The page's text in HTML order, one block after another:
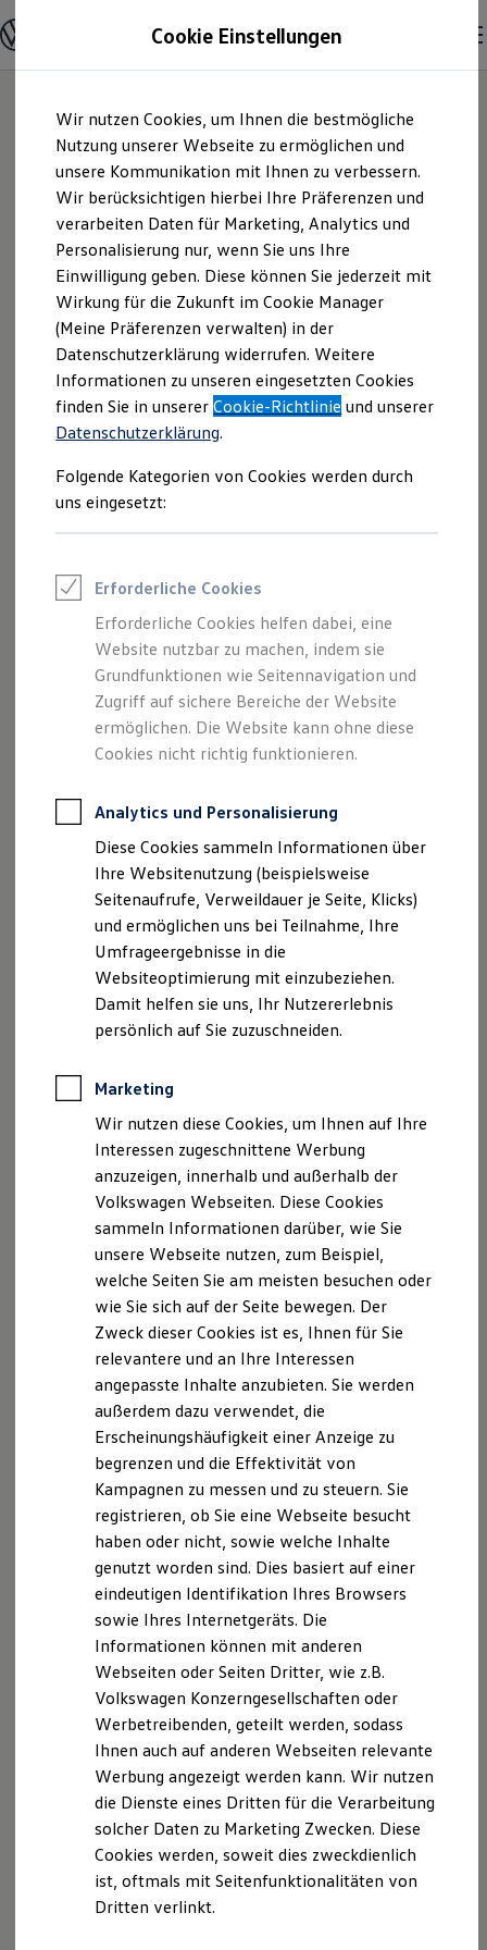
Hauptinhalt
springen
Footer
springen
Modelle und Konfigurator
Konfigurator
Modelle vergleichen
Elektroautos
ENERGY Sondermodelle
Nutzfahrzeuge
SUV und CUV
Familienautos
Kombis
Kompaktwagen
Sportwagen
Schnell verfügbare Fahrzeuge
Angebote und Produkte
Aktuelle Angebote
E-Auto-Förderung
Volkswagen Marktplatz
Die ENERGY Sondermodelle
Junge Gebrauchtwagen und Gebrauchtwagen
Volkswagen Zertifizierte Gebrauchtwagen
Elektromobilität bei Gebrauchtwagen
Saisonangebote
Reifenpakete
Leasing
Leasing-Angebote
Elektroauto Leasing
Kleinwagen-Leasing
Leasing ohne Anzahlung
Finanzierung
Autokredit mit Schlussrate
Versicherungen und Garantien
Kfz-Versicherung
Restschuldversicherungen
Garantien
Professional Class bei Volkswagen
Behörden
Direktkunden
Sonderfahrzeuge
Anpfiff zum Gewinn
Elektromobilität
Elektroautos
ID. Tutorials
Elektrofahrzeugkonzepte
ID. EVERY1
Reichweite
Rekuperation
Laden unterwegs
Laden Zuhause
Ladestationen finden
Ladezeitensimulator
Batterie
Sicherheit
Nachhaltigkeit
Technologie
Kosten und Kauf
Kaufoptionen
E-Auto-Förderung
Software und Konnektivität
Die ID. Software 6
ID. Software Versionen und Updates
Digitale Extras
Schnittstellen zu Ihrem ID.
Hybridautos
Marke und Erlebnis
Volkswagen R und R Experience
R-Modelle
R Experience
Driving Experience
Volkswagen entdecken
Werkbesichtigung
Lifestyle Shop
T-Roc Kollektion
Golf Kollektion
ID. Kollektion
Volkswagen Kollektion
R-Kollektion
GTI Kollektion
Fußball Drop
we drive football
#wedriveproud
Besitzer und Service
Software Updates
Service und Ersatzteile
Autohaus Nawrath
GmbH & Co. KG |
Impressum &
Rechtliches
Hier finden Sie Informationen über uns
(Autohaus Nawrath GmbH & Co. KG) als
verantwortlichen Anbieter von Inhalten
und Angeboten, die auf dieser Website
Impressum
Datenschutzerklärung
Nutzung von Terminbuchung Online
Impressum
Autohaus Nawrath GmbH & Co. KG
Lützowstraße 6DE-39576 Stendal
Vertreten durch: Fred Süßenbach und Andrea
Nawrath
Telefon: +49 3931 / 5 31 77 0
Fax: +49 3931 / 5 31 77 09
E-Mail:autohaus.nawrath@autohaus-nawrath.de
Umsatzsteuer-ID:
Umsatzsteuer-Identifikationsnummer gemäß §27 a
Umsatzsteuergesetz: DE 814 838 759
Registereintrag:
Eintragung im Handelsregister.
Registergericht: Amtsgericht Stendal
Registernummer: HRA 92
Versicherungsvermittler (Aufsichtsbehörde und
Registrierungsnummer):
Industrie- und Handelskammer Magdeburg
Alter Markt 8
39104 Magdeburg
D-AQX7-FX3DG-71
Hinweis gemäß § 36
Verbraucherstreitbeilegungsgesetz (VSBG)
„Wir sind zur Teilnahme an einem
Streitbeilegungsverfahren bei folgender
Verbraucherschlichtungsstelle bereit:
Allgemeine Verbraucherschlichtungsstelle des
Zentrums für Schlichtung e.V.
Straßburger Straße 8
77694 Kehl am Rhein
www.verbraucher‐schlichter.de
Datenschutzerklärung
Cookie Einstellungen
Wir nutzen Cookies, um Ihnen die bestmögliche
Nutzung unserer Webseite zu ermöglichen und
unsere Kommunikation mit Ihnen zu verbessern.
Wir berücksichtigen hierbei Ihre Präferenzen und
verarbeiten Daten für Marketing, Analytics und
Personalisierung nur, wenn Sie uns Ihre
Einwilligung geben. Diese können Sie jederzeit mit
Wirkung für die Zukunft im Cookie Manager
(Meine Präferenzen verwalten) in der
Datenschutzerklärung widerrufen. Weitere
Informationen zu unseren eingesetzten Cookies
finden Sie in unsererCookie-Richtlinie und unserer
Datenschutzerklärung.
Folgende Kategorien von Cookies werden durch
uns eingesetzt:
Erforderliche Cookies
Erforderliche Cookies helfen dabei, eine
Website nutzbar zu machen, indem sie
Grundfunktionen wie Seitennavigation und
Zugriff auf sichere Bereiche der Website
ermöglichen. Die Website kann ohne diese
Cookies nicht richtig funktionieren.
Analytics und Personalisierung
Diese Cookies sammeln Informationen über
Ihre Websitenutzung (beispielsweise
Seitenaufrufe, Verweildauer je Seite, Klicks)
und ermöglichen uns bei Teilnahme, Ihre
Umfrageergebnisse in die
Websiteoptimierung mit einzubeziehen.
Damit helfen sie uns, Ihr Nutzererlebnis
persönlich auf Sie zuzuschneiden.
Marketing
Wir nutzen diese Cookies, um Ihnen auf Ihre
Interessen zugeschnittene Werbung
anzuzeigen, innerhalb und außerhalb der
Volkswagen Webseiten. Diese Cookies
sammeln Informationen darüber, wie Sie
unsere Webseite nutzen, zum Beispiel,
welche Seiten Sie am meisten besuchen oder
wie Sie sich auf der Seite bewegen. Der
Zweck dieser Cookies ist es, Ihnen für Sie
relevantere und an Ihre Interessen
angepasste Inhalte anzubieten. Sie werden
außerdem dazu verwendet, die
Erscheinungshäufigkeit einer Anzeige zu
begrenzen und die Effektivität von
Kampagnen zu messen und zu steuern. Sie
registrieren, ob Sie eine Webseite besucht
haben oder nicht, sowie welche Inhalte
genutzt worden sind. Dies basiert auf einer
eindeutigen Identifikation Ihres Browsers
sowie Ihres Internetgeräts. Die
Informationen können mit anderen
Webseiten oder Seiten Dritter, wie z.B.
Volkswagen Konzerngesellschaften oder
Werbetreibenden, geteilt werden, sodass
Ihnen auch auf anderen Webseiten relevante
Werbung angezeigt werden kann. Wir nutzen
die Dienste eines Dritten für die Verarbeitung
solcher Daten zu Marketing Zwecken. Diese
Cookies werden, soweit dies zweckdienlich
ist, oftmals mit Seitenfunktionalitäten von
Dritten verlinkt.